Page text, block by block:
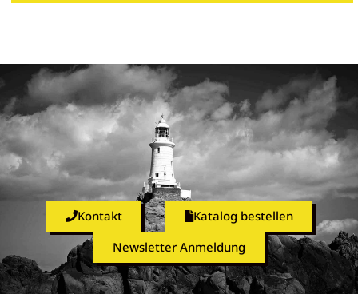
Kontakt
Katalog bestellen
Newsletter Anmeldung